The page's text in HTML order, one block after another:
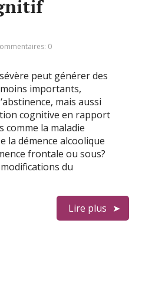
0
peut générer des
importants,
mais aussi
cognitive en rapport
comme la maladie
la démence alcoolique
frontale ou sous?
du
Lire plus